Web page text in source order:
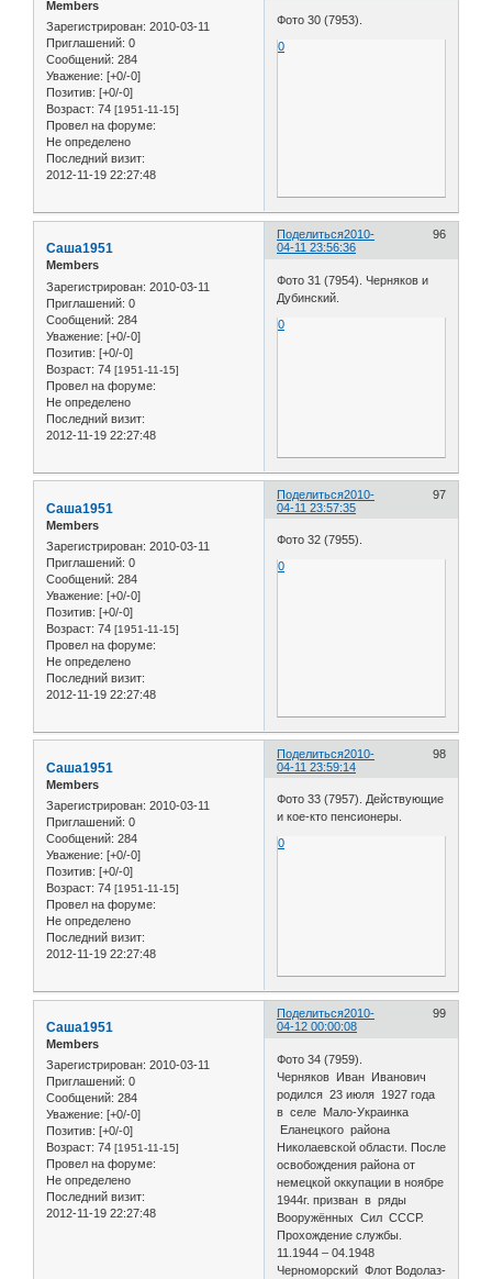
Members
Зарегистрирован: 2010-03-11
Приглашений: 0
Сообщений: 284
Уважение: [+0/-0]
Позитив: [+0/-0]
Возраст: 74 [1951-11-15]
Провел на форуме:
Не определено
Последний визит:
2012-11-19 22:27:48
Фото 30 (7953).
0
Поделиться 96
2010-
04-11 23:56:36
Саша1951
Members
Зарегистрирован: 2010-03-11
Приглашений: 0
Сообщений: 284
Уважение: [+0/-0]
Позитив: [+0/-0]
Возраст: 74 [1951-11-15]
Провел на форуме:
Не определено
Последний визит:
2012-11-19 22:27:48
Фото 31 (7954). Черняков и
Дубинский.
0
Поделиться 97
2010-
04-11 23:57:35
Саша1951
Members
Зарегистрирован: 2010-03-11
Приглашений: 0
Сообщений: 284
Уважение: [+0/-0]
Позитив: [+0/-0]
Возраст: 74 [1951-11-15]
Провел на форуме:
Не определено
Последний визит:
2012-11-19 22:27:48
Фото 32 (7955).
0
Поделиться 98
2010-
04-11 23:59:14
Саша1951
Members
Зарегистрирован: 2010-03-11
Приглашений: 0
Сообщений: 284
Уважение: [+0/-0]
Позитив: [+0/-0]
Возраст: 74 [1951-11-15]
Провел на форуме:
Не определено
Последний визит:
2012-11-19 22:27:48
Фото 33 (7957). Действующие
и кое-кто пенсионеры.
0
Поделиться 99
2010-
04-12 00:00:08
Саша1951
Members
Зарегистрирован: 2010-03-11
Приглашений: 0
Сообщений: 284
Уважение: [+0/-0]
Позитив: [+0/-0]
Возраст: 74 [1951-11-15]
Провел на форуме:
Не определено
Последний визит:
2012-11-19 22:27:48
Фото 34 (7959).
Черняков Иван Иванович
родился 23 июля 1927 года
в селе Мало-Украинка
Еланецкого района
Николаевской области. После
освобождения района от
немецкой оккупации в ноябре
1944г. призван в ряды
Вооружённых Сил СССР.
Прохождение службы.
11.1944 – 04.1948
Черноморский Флот Водолаз-